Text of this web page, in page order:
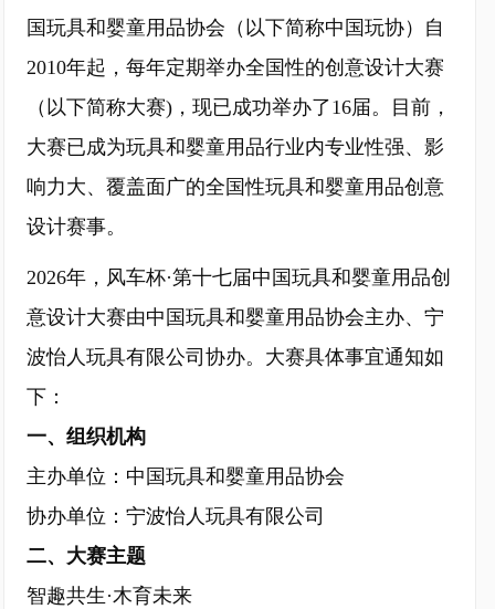
国玩具和婴童用品协会（以下简称中国玩协）自
2010年起，每年定期举办全国性的创意设计大赛
（以下简称大赛)，现已成功举办了16届。目前，
大赛已成为玩具和婴童用品行业内专业性强、影
响力大、覆盖面广的全国性玩具和婴童用品创意
设计赛事。
2026年，风车杯·第十七届中国玩具和婴童用品创
意设计大赛由中国玩具和婴童用品协会主办、宁
波怡人玩具有限公司协办。大赛具体事宜通知如
下：
一、组织机构
主办单位：中国玩具和婴童用品协会
协办单位：宁波怡人玩具有限公司
二、大赛主题
智趣共生·木育未来